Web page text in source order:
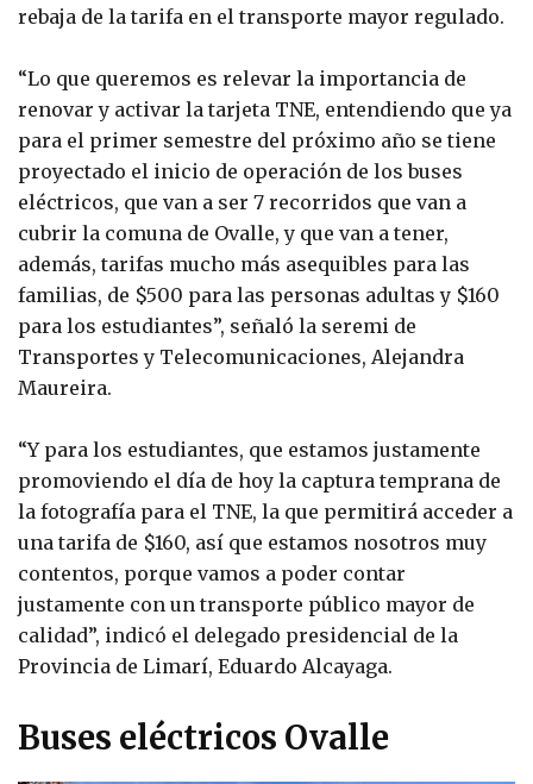
rebaja de la tarifa en el transporte mayor regulado.
“Lo que queremos es relevar la importancia de
renovar y activar la tarjeta TNE, entendiendo que ya
para el primer semestre del próximo año se tiene
proyectado el inicio de operación de los buses
eléctricos, que van a ser 7 recorridos que van a
cubrir la comuna de Ovalle, y que van a tener,
además, tarifas mucho más asequibles para las
familias, de $500 para las personas adultas y $160
para los estudiantes”, señaló la seremi de
Transportes y Telecomunicaciones, Alejandra
Maureira.
“Y para los estudiantes, que estamos justamente
promoviendo el día de hoy la captura temprana de
la fotografía para el TNE, la que permitirá acceder a
una tarifa de $160, así que estamos nosotros muy
contentos, porque vamos a poder contar
justamente con un transporte público mayor de
calidad”, indicó el delegado presidencial de la
Provincia de Limarí, Eduardo Alcayaga.
Buses eléctricos Ovalle